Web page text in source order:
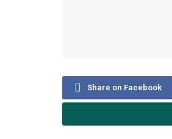
Share on Facebook